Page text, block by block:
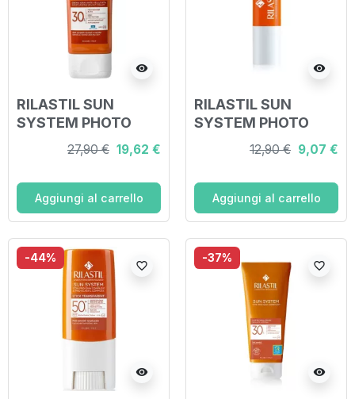
visibility
RILASTIL SUN
SYSTEM PHOTO
PROTECTION
TERAPY SPF 30
VELLUTANTE 50 ML
27,90 € 19,62 €
Aggiungi al carrello
visibility
RILASTIL SUN
SYSTEM PHOTO
PROTECTION
TERAPY STICK
SPF 30 4 ML
12,90 € 9,07 €
Aggiungi al carrello
-44%
visibility
favorite_border
-37%
visibility
favorite_border